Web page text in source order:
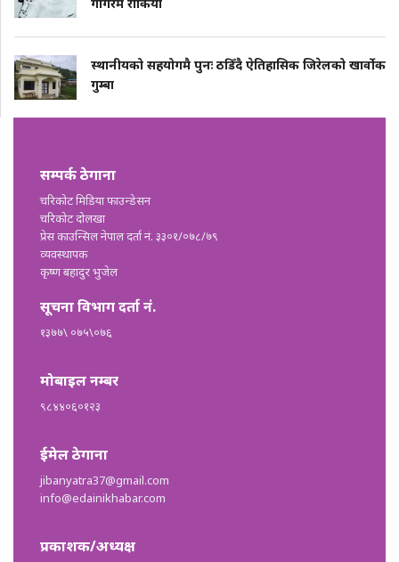
स्थानीयको सहयोगमै पुनः ठडिँदै ऐतिहासिक जिरेलको खार्वोक
गुम्बा
सम्पर्क ठेगाना
चरिकोट मिडिया फाउन्डेसन
चरिकोट दोलखा
प्रेस काउन्सिल नेपाल दर्ता नं. ३३०१/०७८/७९
व्यवस्थापक
कृष्ण बहादुर भुजेल
सूचना विभाग दर्ता नं.
१३७७\ ०७५\०७६
मोबाइल नम्बर
९८४४०६०१२३
ईमेल ठेगाना
jibanyatra37@gmail.com
info@edainikhabar.com
प्रकाशक/अध्यक्ष